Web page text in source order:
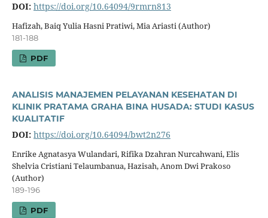
DOI: https://doi.org/10.64094/9rmrn813
Hafizah, Baiq Yulia Hasni Pratiwi, Mia Ariasti (Author)
181-188
PDF
ANALISIS MANAJEMEN PELAYANAN KESEHATAN DI
KLINIK PRATAMA GRAHA BINA HUSADA: STUDI KASUS
KUALITATIF
DOI: https://doi.org/10.64094/bwt2n276
Enrike Agnatasya Wulandari, Rifika Dzahran Nurcahwani, Elis
Shelvia Cristiani Telaumbanua, Hazisah, Anom Dwi Prakoso
(Author)
189-196
PDF